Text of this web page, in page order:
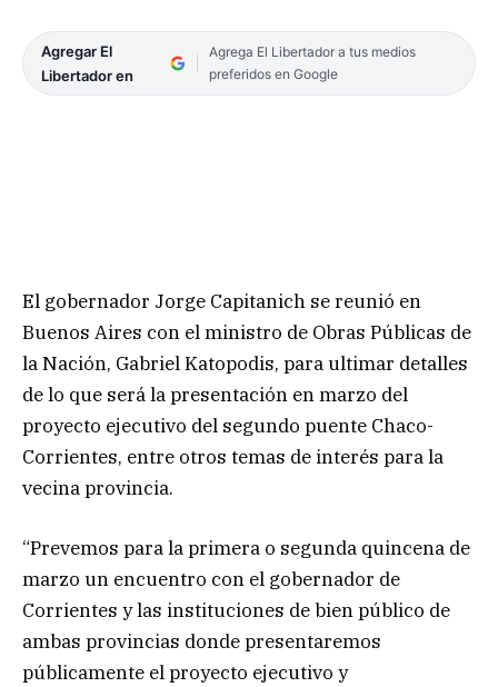
Agregar El
Libertador en
Agrega El Libertador a tus medios
preferidos en Google
El gobernador Jorge Capitanich se reunió en
Buenos Aires con el ministro de Obras Públicas de
la Nación, Gabriel Katopodis, para ultimar detalles
de lo que será la presentación en marzo del
proyecto ejecutivo del segundo puente Chaco-
Corrientes, entre otros temas de interés para la
vecina provincia.
“Prevemos para la primera o segunda quincena de
marzo un encuentro con el gobernador de
Corrientes y las instituciones de bien público de
ambas provincias donde presentaremos
públicamente el proyecto ejecutivo y